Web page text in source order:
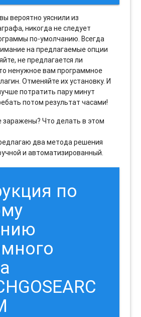
вероятно уяснили из
никогда не следует
по-умолчанию. Всегда
на предлагаемые опции
не предлагается ли
ненужное вам программное
Отменяйте их установку. И
потратить пару минут
потом результат часами!
заражены? Что делать в этом
два метода решения
и автоматизированный.
по